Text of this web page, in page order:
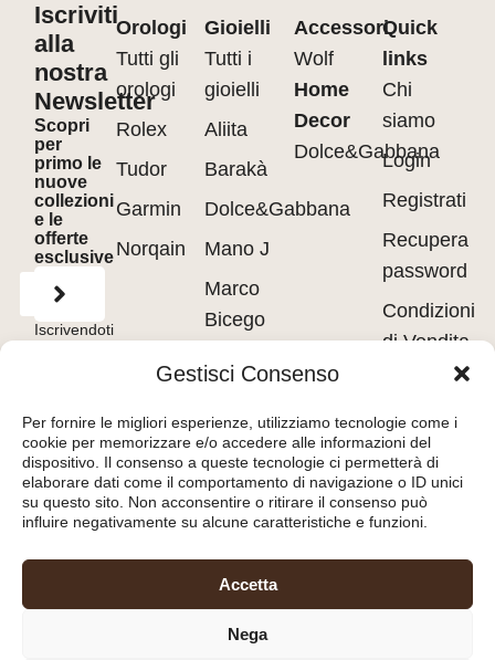
Gestisci Consenso
Per fornire le migliori esperienze, utilizziamo tecnologie come i
cookie per memorizzare e/o accedere alle informazioni del
dispositivo. Il consenso a queste tecnologie ci permetterà di
elaborare dati come il comportamento di navigazione o ID unici
su questo sito. Non acconsentire o ritirare il consenso può
influire negativamente su alcune caratteristiche e funzioni.
Accetta
Nega
Iscriviti
alla
nostra
Newsletter
Scopri
per
primo le
nuove
collezioni
e le
offerte
esclusive
Iscrivendoti
accetti
Orologi
Tutti gli
orologi
Rolex
Tudor
Garmin
Norqain
Gioielli
Tutti i
gioielli
Aliita
Barakà
Dolce&Gabbana
Mano J
Marco
Bicego
Messika
Bruni
Tavanti
Accessori
Wolf
Home
Decor
Dolce&Gabbana
Quick
links
Chi
siamo
Login
Registrati
Recupera
password
Condizioni
di Vendita
policy
Cookie
policy
– Piazza Libertà, 8